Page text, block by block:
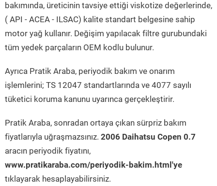
bakımında, üreticinin tavsiye ettiği viskotize değerlerinde,
( API - ACEA - ILSAC) kalite standart belgesine sahip
motor yağ kullanır. Değişim yapılacak filtre gurubundaki
tüm yedek parçaların OEM kodlu bulunur.
Ayrıca Pratik Araba, periyodik bakım ve onarım
işlemlerini; TS 12047 standartlarında ve 4077 sayılı
tüketici koruma kanunu uyarınca gerçekleştirir.
Pratik Araba, sonradan ortaya çıkan sürpriz bakım
fiyatlarıyla uğraşmazsınız. 2006 Daihatsu Copen 0.7
aracın periyodik fiyatını,
www.pratikaraba.com/periyodik-bakim.html'ye
tıklayarak hesaplayabilirsiniz.